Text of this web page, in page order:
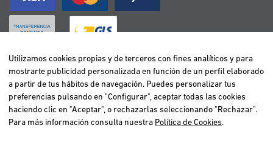
BELGIË / BELGIQUE
DEUTSCHLAND
ESPAÑA
FRANCE
Utilizamos cookies propias y de terceros con fines analíticos y para
mostrarte publicidad personalizada en función de un perfil elaborado
a partir de tus hábitos de navegación. Puedes personalizar tus
preferencias pulsando en "Configurar", aceptar todas las cookies
haciendo clic en "Aceptar", o rechazarlas seleccionando "Rechazar".
Para más información consulta nuestra Política de Cookies.